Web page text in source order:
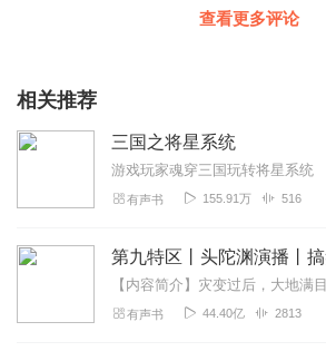
好听好听非常好听👍👍👍👍👍👍👍👍
道法自然_无尽虚空
就喜欢听你们吹牛皮。
2022-10-29
非常好犯我中华,虽远必诛
2022-07-22
查看更多评论
相关推荐
三国之将星系统
游戏玩家魂穿三国玩转将星系统
有声书 155.91万 516
有声书 44.40亿 2813